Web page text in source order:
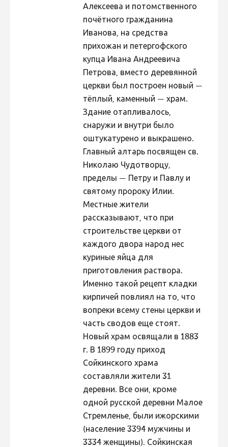
Алексеева и потомственного
почётного гражданина
Иванова, на средства
прихожан и петергофского
купца Ивана Андреевича
Петрова, вместо деревянной
церкви был построен новый —
тёплый, каменный — храм.
Здание отапливалось,
снаружи и внутри было
оштукатурено и выкрашено.
Главный алтарь посвящен св.
Николаю Чудотворцу,
пределы — Петру и Павлу и
святому пророку Илии.
Местные жители
рассказывают, что при
строительстве церкви от
каждого двора народ нес
куриные яйца для
приготовления раствора.
Именно такой рецепт кладки
кирпичей повлиял на то, что
вопреки всему стены церкви и
часть сводов еще стоят.
Новый храм освящали в 1883
г. В 1899 году приход
Сойкинского храма
составляли жители 31
деревни. Все они, кроме
одной русской деревни Малое
Стремленье, были ижорскими
(население 3394 мужчины и
3334 женщины). Сойкинская